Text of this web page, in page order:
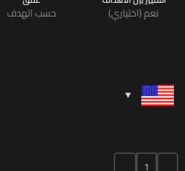
نعم (اختياري) حسب الهدف